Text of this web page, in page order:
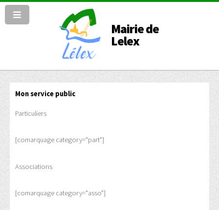
Mairie de
Lelex
Mon service public
Particuliers
[comarquage category="part"]
Associations
[comarquage category="asso"]